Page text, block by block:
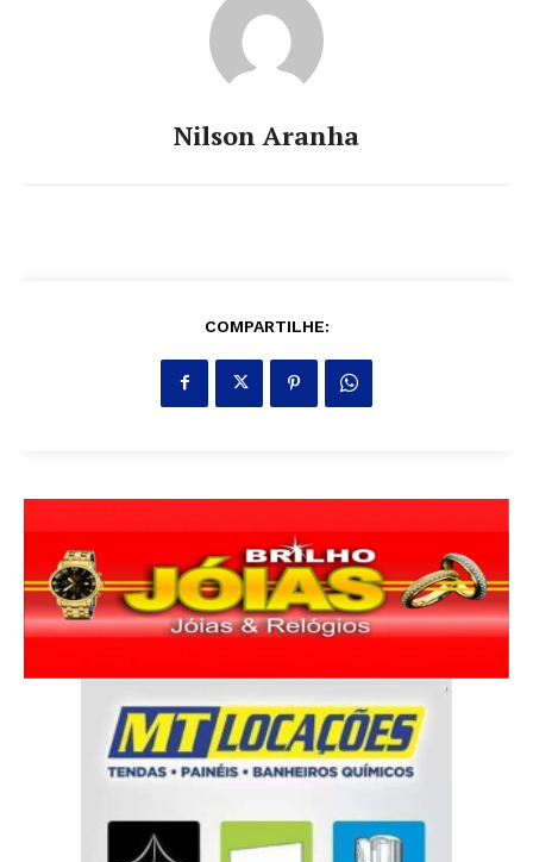
Nilson Aranha
COMPARTILHE: